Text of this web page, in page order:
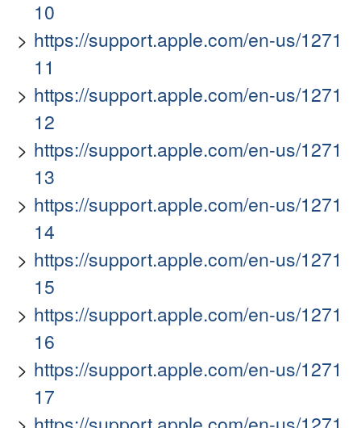
10
https://support.apple.com/en-us/1271
11
https://support.apple.com/en-us/1271
12
https://support.apple.com/en-us/1271
13
https://support.apple.com/en-us/1271
14
https://support.apple.com/en-us/1271
15
https://support.apple.com/en-us/1271
16
https://support.apple.com/en-us/1271
17